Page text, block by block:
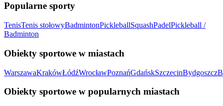
Popularne sporty
TenisTenis stołowyBadmintonPickleballSquashPadelPickleball /
Badminton
Obiekty sportowe w miastach
WarszawaKrakówŁódźWrocławPoznańGdańskSzczecinBydgoszcz
Obiekty sportowe w popularnych miastach